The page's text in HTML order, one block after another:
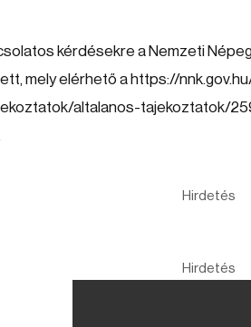
kérdésekre a Nemzeti
mely elérhető a https://
altalanos-tajekoztatok/
Hirdetés
Hirdetés